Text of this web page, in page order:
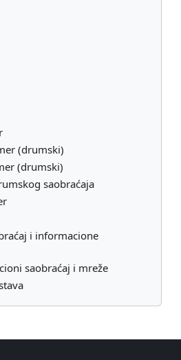
(drumski)
(drumski)
saobraćaja
i informacione
saobraćaj i mreže